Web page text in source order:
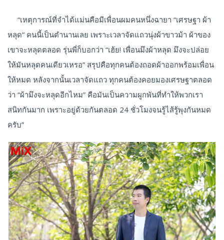
“เหตุการณ์ที่จำได้แม่นคือมีเพื่อนผมคนหนึ่งฉายา “เศรษฐา ผ้า
หลุด” คนนี้เป็นตำนานเลย เพราะเวลาจัดแถวนุ่งผ้าขาวม้า ผ้าของ
เขาจะหลุดตลอด รุ่นพี่ก็บอกว่า “เฮ้ย! เพื่อนมึงผ้าหลุด มึงจะปล่อย
ให้มันหลุดคนเดียวเหรอ” สรุปคือทุกคนต้องถอดผ้าออกพร้อมเพื่อน
ให้หมด หลังจากนั้นเวลาจัดแถว ทุกคนต้องคอยมองเศรษฐาตลอด
ว่า “ผ้ามึงจะหลุดอีกไหม” คือมันเป็นความผูกพันที่ทำให้พวกเรา
สนิทกันมาก เพราะอยู่ด้วยกันตลอด 24 ชั่วโมงจนรู้ไส้รู้พุงกันหมด
ครับ”